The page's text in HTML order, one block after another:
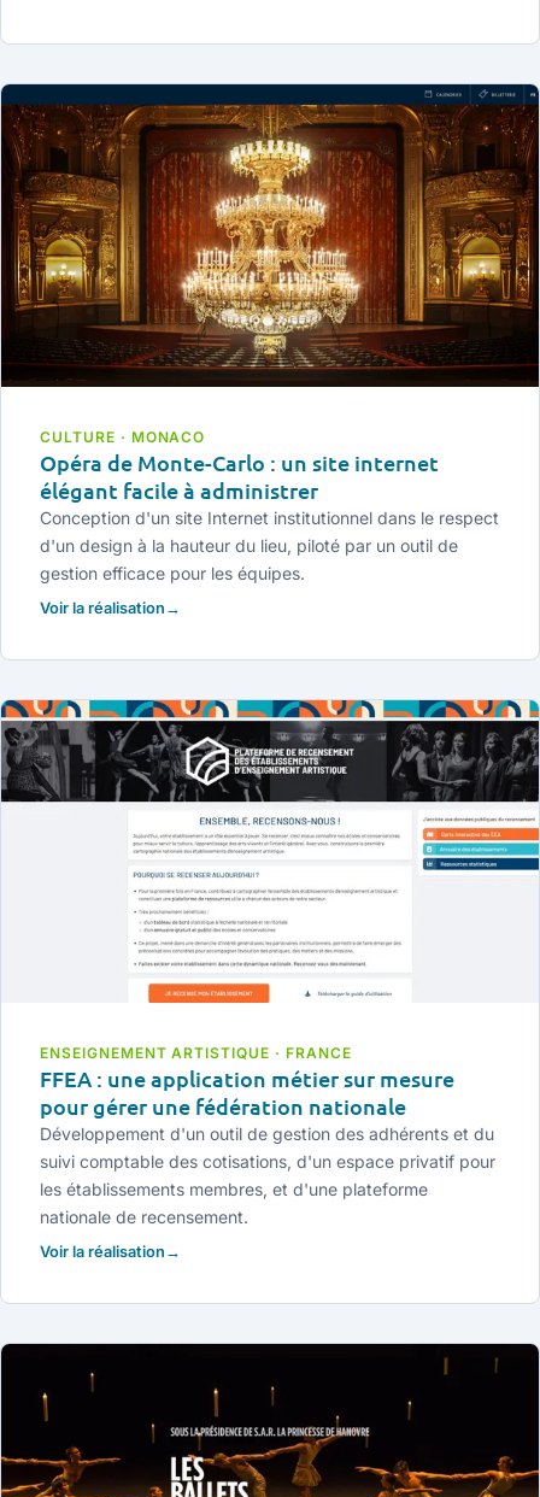
CULTURE · MONACO
Opéra de Monte-Carlo : un site internet
élégant facile à administrer
Conception d'un site Internet institutionnel dans le respect
d'un design à la hauteur du lieu, piloté par un outil de
gestion efficace pour les équipes.
Voir la réalisation
ENSEIGNEMENT ARTISTIQUE · FRANCE
FFEA : une application métier sur mesure
pour gérer une fédération nationale
Développement d'un outil de gestion des adhérents et du
suivi comptable des cotisations, d'un espace privatif pour
les établissements membres, et d'une plateforme
nationale de recensement.
Voir la réalisation